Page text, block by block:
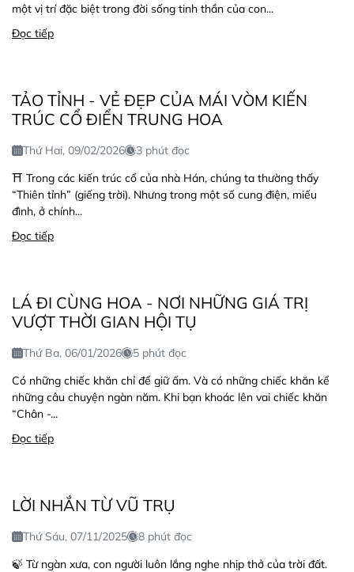
một vị trí đặc biệt trong đời sống tinh thần của con...
Đọc tiếp
TẢO TỈNH - VẺ ĐẸP CỦA MÁI VÒM KIẾN
TRÚC CỔ ĐIỂN TRUNG HOA
Thứ Hai, 09/02/2026
3 phút đọc
⛩️ Trong các kiến trúc cổ của nhà Hán, chúng ta thường thấy
“Thiên tỉnh” (giếng trời). Nhưng trong một số cung điện, miếu
đình, ở chính...
Đọc tiếp
LÁ ĐI CÙNG HOA - NƠI NHỮNG GIÁ TRỊ
VƯỢT THỜI GIAN HỘI TỤ
Thứ Ba, 06/01/2026
5 phút đọc
Có những chiếc khăn chỉ để giữ ấm. Và có những chiếc khăn kể
những câu chuyện ngàn năm. Khi bạn khoác lên vai chiếc khăn
“Chân -...
Đọc tiếp
LỜI NHẮN TỪ VŨ TRỤ
Thứ Sáu, 07/11/2025
8 phút đọc
🍃 Từ ngàn xưa, con người luôn lắng nghe nhịp thở của trời đất.